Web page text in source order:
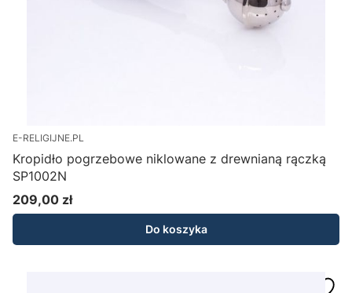
E-RELIGIJNE.PL
Kropidło pogrzebowe niklowane z drewnianą rączką
SP1002N
Cena
209,00 zł
Do koszyka